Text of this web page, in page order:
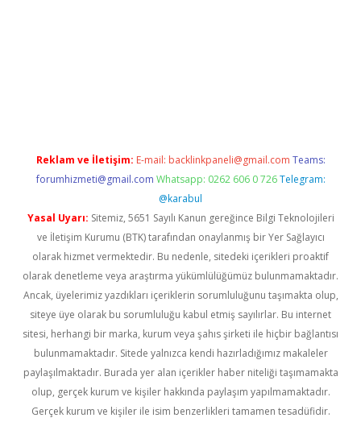
Reklam ve İletişim: E-mail: backlinkpaneli@gmail.com Teams:
forumhizmeti@gmail.com Whatsapp: 0262 606 0 726 Telegram:
@karabul
Yasal Uyarı: Sitemiz, 5651 Sayılı Kanun gereğince Bilgi Teknolojileri
ve İletişim Kurumu (BTK) tarafından onaylanmış bir Yer Sağlayıcı
olarak hizmet vermektedir. Bu nedenle, sitedeki içerikleri proaktif
olarak denetleme veya araştırma yükümlülüğümüz bulunmamaktadır.
Ancak, üyelerimiz yazdıkları içeriklerin sorumluluğunu taşımakta olup,
siteye üye olarak bu sorumluluğu kabul etmiş sayılırlar. Bu internet
sitesi, herhangi bir marka, kurum veya şahıs şirketi ile hiçbir bağlantısı
bulunmamaktadır. Sitede yalnızca kendi hazırladığımız makaleler
paylaşılmaktadır. Burada yer alan içerikler haber niteliği taşımamakta
olup, gerçek kurum ve kişiler hakkında paylaşım yapılmamaktadır.
Gerçek kurum ve kişiler ile isim benzerlikleri tamamen tesadüfidir.